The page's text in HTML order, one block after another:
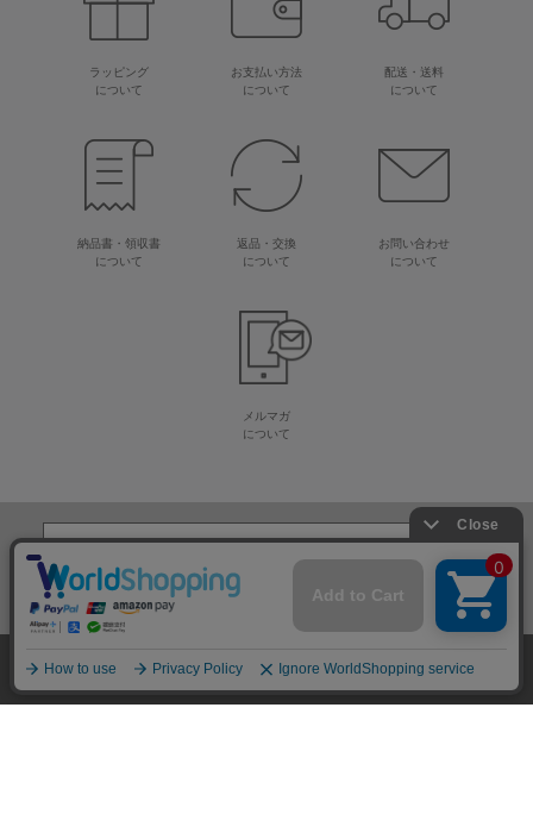
ラッピング
について
お支払い方法
について
配送・送料
について
納品書・領収書
について
返品・交換
について
お問い合わせ
について
メルマガ
について
生地・毛糸・手芸材料の専門店
株式会社オカダヤ 会社概要 採用情報